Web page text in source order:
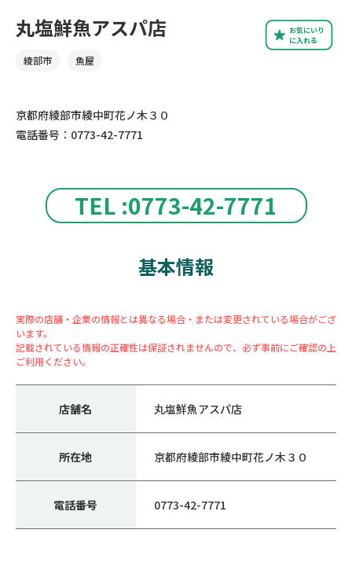
TEL :0773-42-7771
お気にいり
に入れる
丸塩鮮魚アスパ店
綾部市 魚屋
京都府綾部市綾中町花ノ木３０
電話番号：0773-42-7771
基本情報
実際の店舗・企業の情報とは異なる場合・または変更されている場合がござ
います。
記載されている情報の正確性は保証されませんので、必ず事前にご確認の上
ご利用ください。
店舗名 丸塩鮮魚アスパ店
所在地 京都府綾部市綾中町花ノ木３０
電話番号 0773-42-7771